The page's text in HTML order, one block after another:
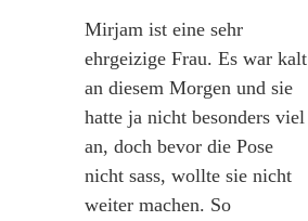
Mirjam ist eine sehr
ehrgeizige Frau. Es war kalt
an diesem Morgen und sie
hatte ja nicht besonders viel
an, doch bevor die Pose
nicht sass, wollte sie nicht
weiter machen. So